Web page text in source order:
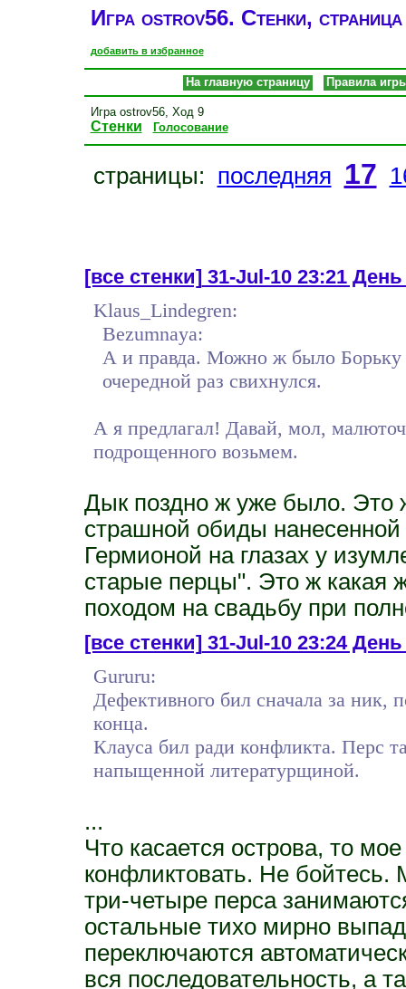
Игра ostrov56. Стенки,
добавить в избранное
На главную страницу Правила
Игра ostrov56, Ход 9
Стенки Голосование
страницы: последняя 17
[все стенки]31-Jul-10 23:21
Klaus_Lindegren:
Bezumnaya:
А и правда. Можно ж было Борьку
очередной раз свихнулся.
А я предлагал! Давай, мол,
подрощенного возьмем.
Дык поздно ж уже было. Это
страшной обиды нанесенной
Гермионой на глазах у
старые перцы". Это ж какая
походом на свадьбу при
[все стенки]31-Jul-10 23:24
Gururu:
Дефективного бил сначала за ник,
конца.
Клауса бил ради конфликта. Перс
напыщенной литературщиной.
...
Что касается острова, то
конфликтовать. Не бойтесь.
три-четыре перса
остальные тихо мирно
переключаются
вся последовательность, а